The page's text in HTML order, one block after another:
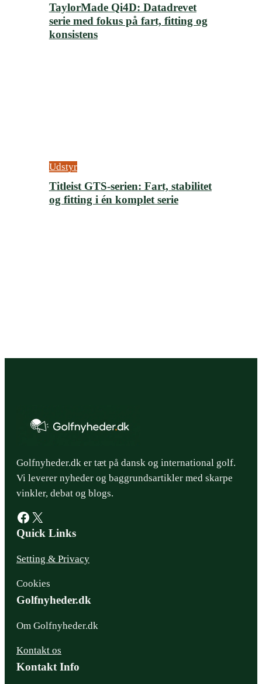
TaylorMade Qi4D: Datadrevet
serie med fokus på fart, fitting og
konsistens
Udstyr
Titleist GTS-serien: Fart, stabilitet
og fitting i én komplet serie
Golfnyheder.dk er tæt på dansk og international golf.
Vi leverer nyheder og baggrundsartikler med skarpe
vinkler, debat og blogs.
Facebook X
Quick Links
Setting & Privacy
Cookies
Golfnyheder.dk
Om Golfnyheder.dk
Kontakt os
Kontakt Info